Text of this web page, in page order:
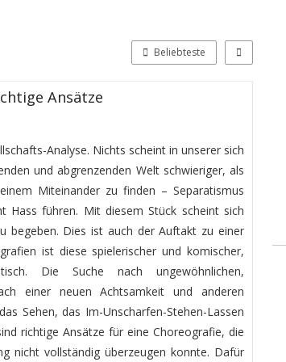
Beliebteste
Ansätze
Analyse. Nichts scheint in unserer sich
und abgrenzenden Welt schwieriger, als
Miteinander zu finden – Separatismus
Hass führen. Mit diesem Stück scheint sich
begeben. Dies ist auch der Auftakt zu einer
ist diese spielerischer und komischer,
Die Suche nach ungewöhnlichen,
einer neuen Achtsamkeit und anderen
Sehen, das Im-Unscharfen-Stehen-Lassen
richtige Ansätze für eine Choreografie, die
nicht vollständig überzeugen konnte. Dafür